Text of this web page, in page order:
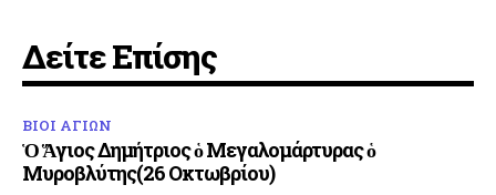
Δείτε Επίσης
ΒΙΟΙ ΑΓΙΩΝ
Ὁ Ἅγιος Δημήτριος ὁ Μεγαλομάρτυρας ὁ
Μυροβλύτης(26 Οκτωβρίου)